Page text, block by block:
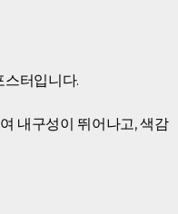
스터입니다.
내구성이 뛰어나고, 색감